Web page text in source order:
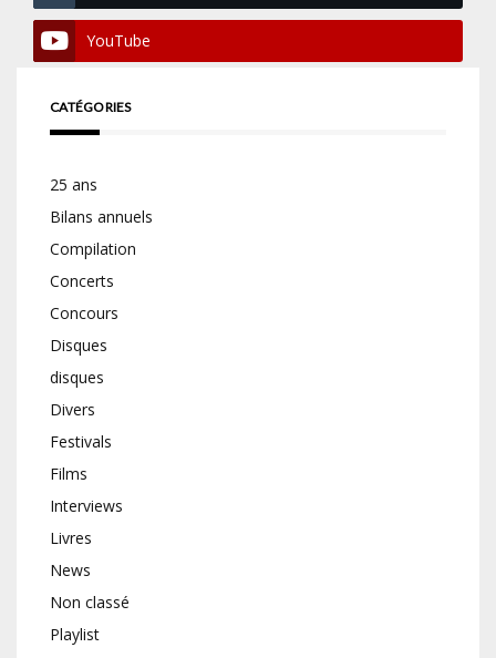
YouTube
CATÉGORIES
25 ans
Bilans annuels
Compilation
Concerts
Concours
Disques
disques
Divers
Festivals
Films
Interviews
Livres
News
Non classé
Playlist